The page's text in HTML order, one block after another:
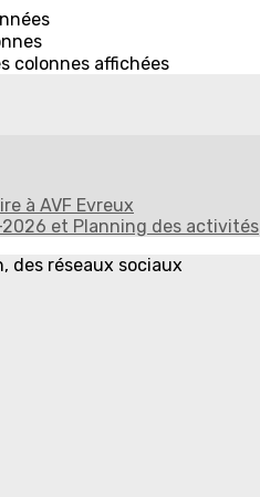
colonnes affichées
à AVF Evreux
et Planning des activités
des réseaux sociaux